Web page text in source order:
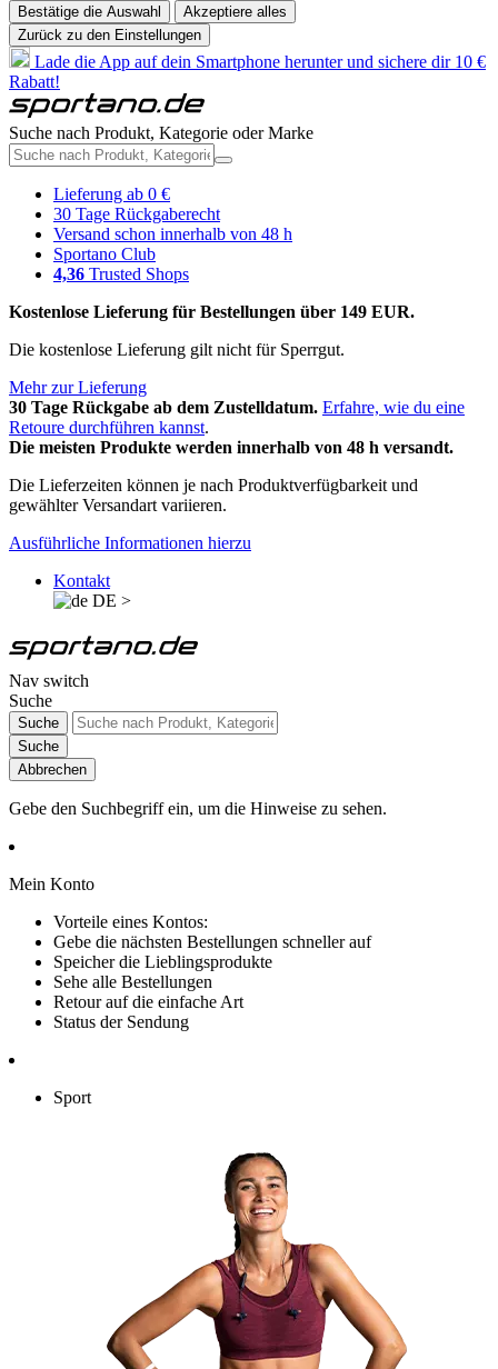
Bestätige die Auswahl
Akzeptiere alles
Zurück zu den Einstellungen
Lade die App auf dein Smartphone herunter und sichere dir 10 €
Rabatt!
Suche nach Produkt, Kategorie oder Marke
Lieferung ab 0 €
30 Tage Rückgaberecht
Versand schon innerhalb von 48 h
Sportano Club
4,36 Trusted Shops
Kostenlose Lieferung für Bestellungen über 149 EUR.
Die kostenlose Lieferung gilt nicht für Sperrgut.
Mehr zur Lieferung
30 Tage Rückgabe ab dem Zustelldatum. Erfahre, wie du eine
Retoure durchführen kannst.
Die meisten Produkte werden innerhalb von 48 h versandt.
Die Lieferzeiten können je nach Produktverfügbarkeit und
gewählter Versandart variieren.
Ausführliche Informationen hierzu
Kontakt
DE >
Nav switch
Suche
Suche
Suche
Abbrechen
Gebe den Suchbegriff ein, um die Hinweise zu sehen.
Mein Konto
Vorteile eines Kontos:
Gebe die nächsten Bestellungen schneller auf
Speicher die Lieblingsprodukte
Sehe alle Bestellungen
Retour auf die einfache Art
Status der Sendung
Sport